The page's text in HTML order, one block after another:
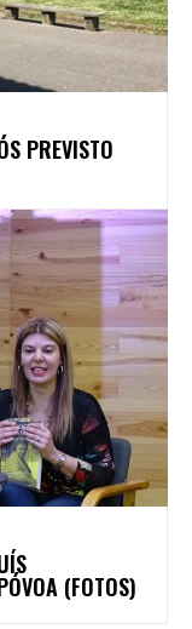
PREVISTO
(FOTOS)